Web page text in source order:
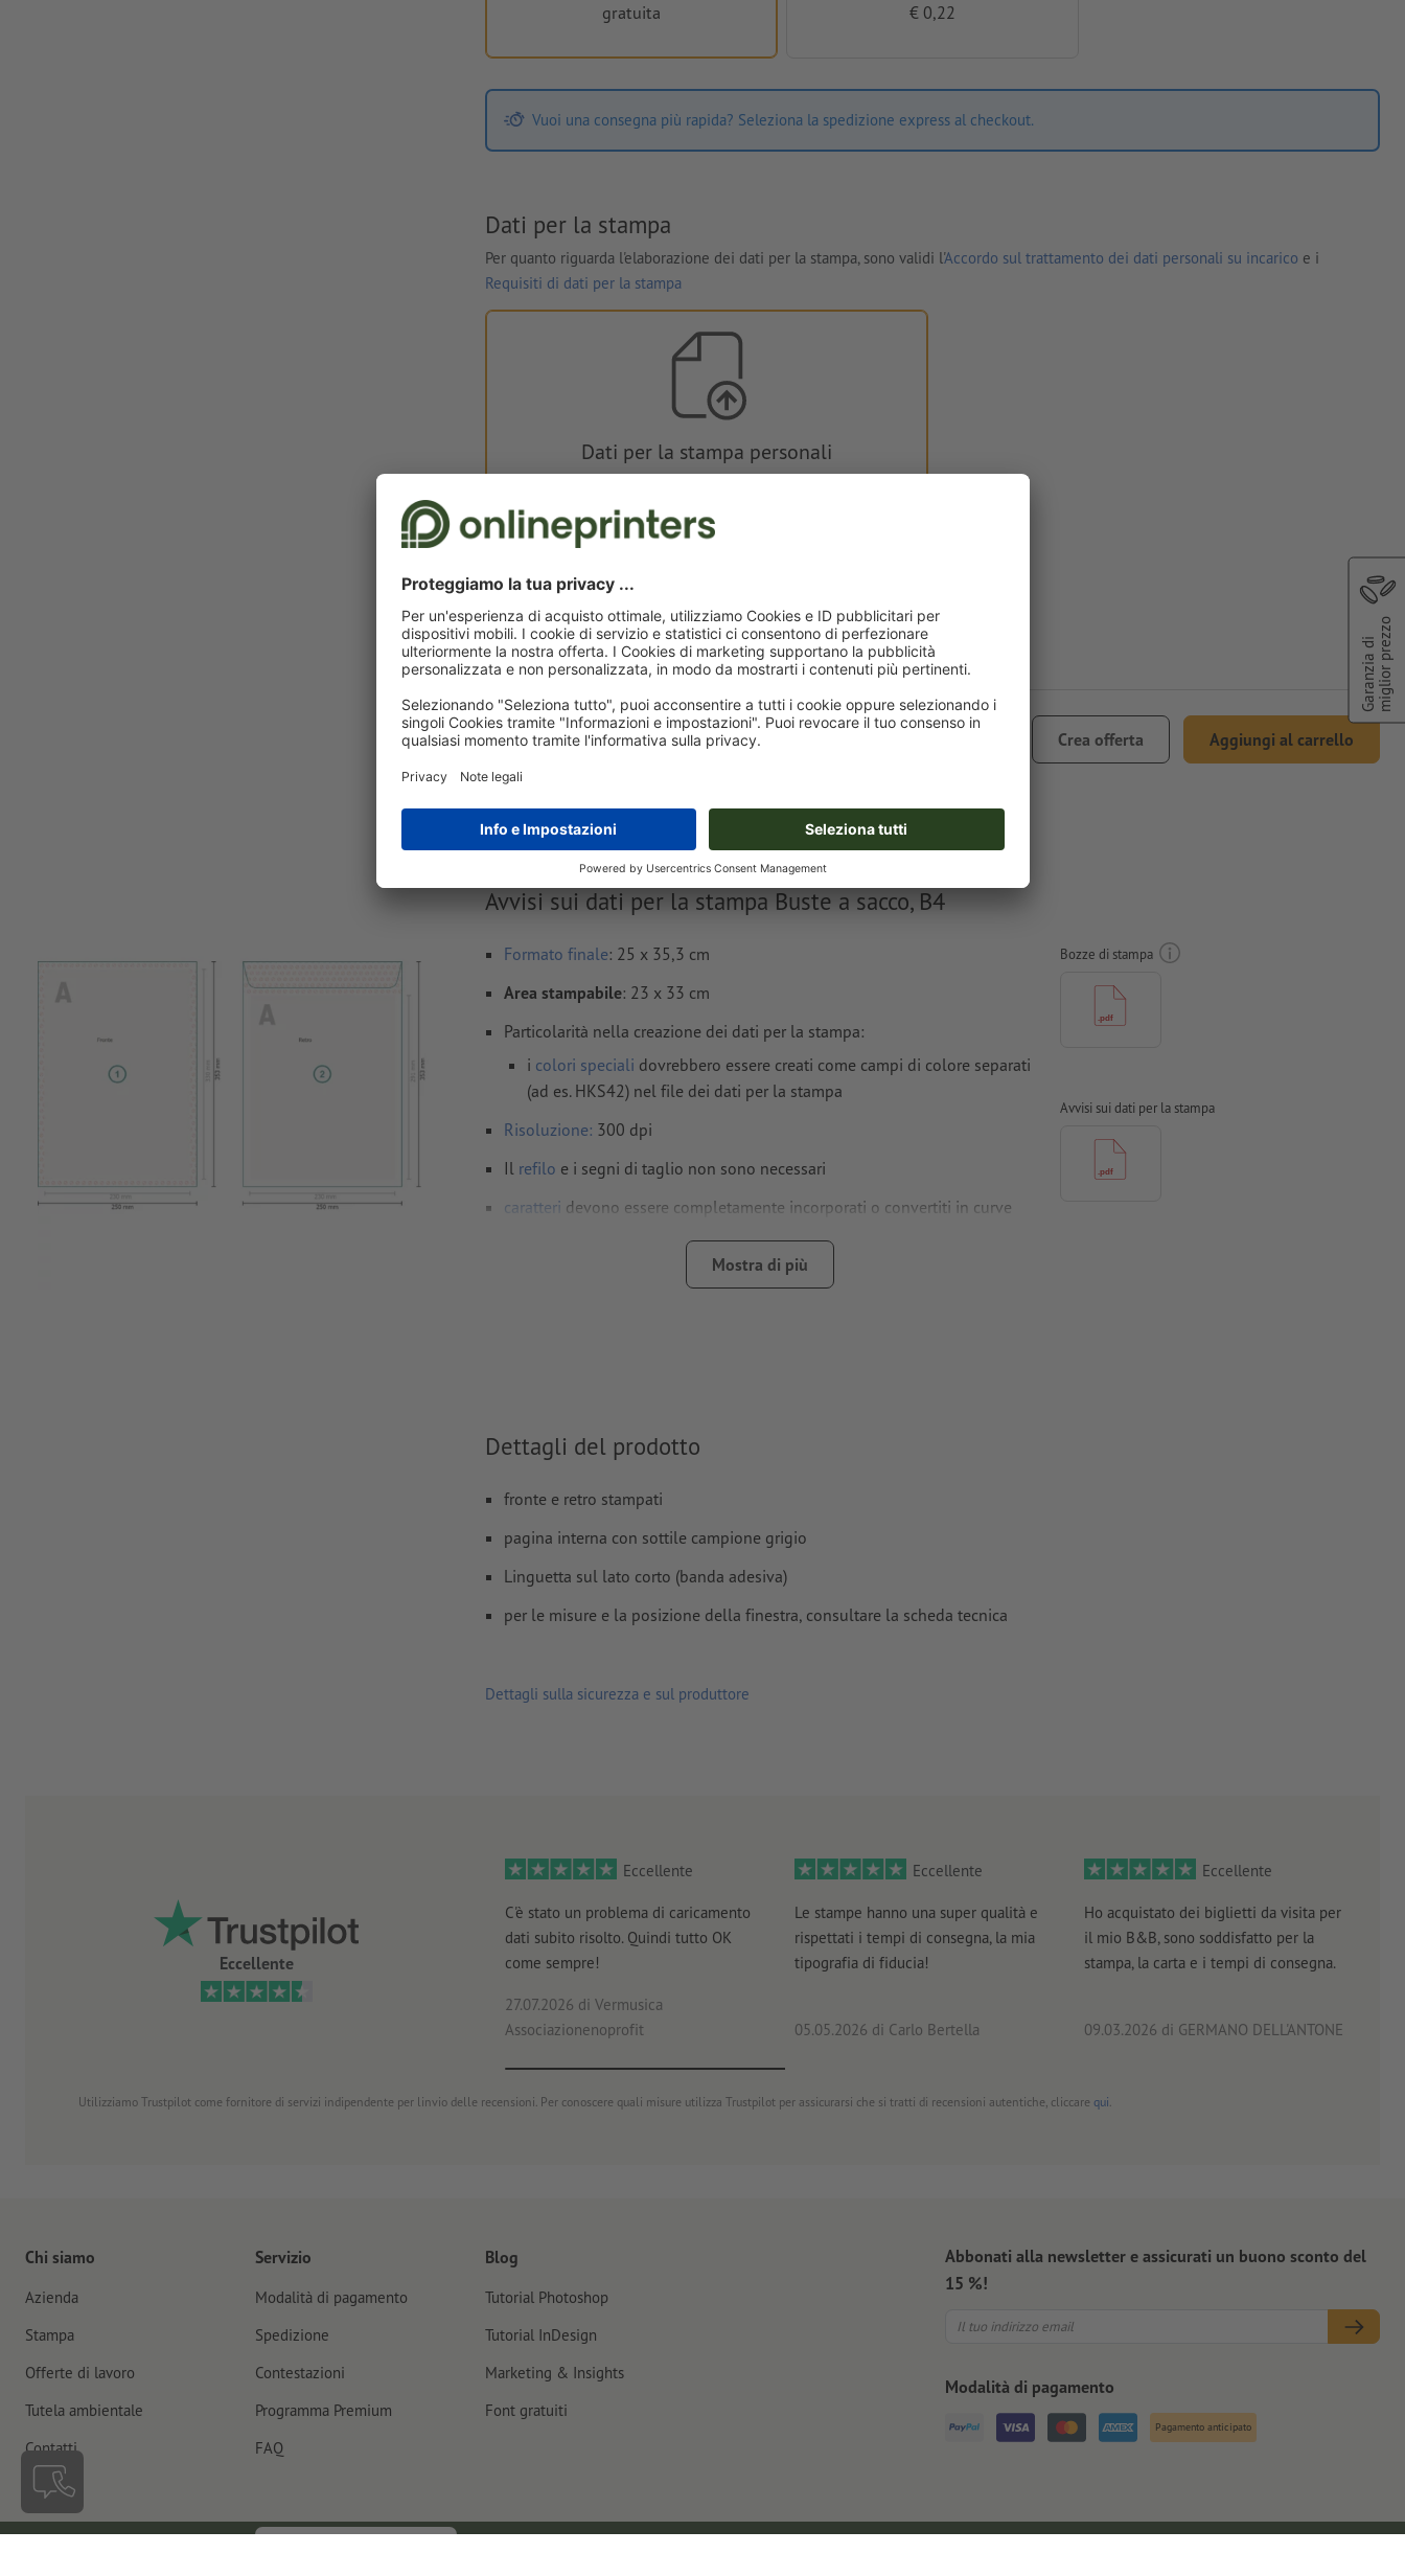
gratuita
€ 0,22
Vuoi una consegna più rapida? Seleziona la spedizione express al checkout.
Dati per la stampa
Per quanto riguarda l'elaborazione dei dati per la stampa, sono validi l'Accordo sul trattamento dei dati personali su incarico e i
Requisiti di dati per la stampa
Dati per la stampa personali
È possibile caricare i dati per la stampa prima o dopo
l'acquisto.
Carica adesso
€ 304,16 € 371,08 Crea offerta Aggiungi al carrello
Consegna all' incirca:
mar 18 ago - mer 19 ago
Peso: ca.
Avvisi sui dati per la stampa Buste a sacco, B4
Formato finale: 25 x 35,3 cm
Area stampabile: 23 x 33 cm
Particolarità nella creazione dei dati per la stampa:
i colori speciali dovrebbero essere creati come campi di colore separati
(ad es. HKS42) nel file dei dati per la stampa
Risoluzione: 300 dpi
Il refilo e i segni di taglio non sono necessari
caratteri devono essere completamente incorporati o convertiti in curve
CMYK, FOGRA52 (PSO Uncoated v3 FOGRA52) per carte
Nota: utilizza il nostro modello di stampa per posizionare correttamente il
tuo motivo.
Come si creano correttamente i dati di stampa?
Mostra di più
Bozze di stampa
Avvisi sui dati per la stampa
Dettagli del prodotto
fronte e retro stampati
pagina interna con sottile campione grigio
Linguetta sul lato corto (banda adesiva)
per le misure e la posizione della finestra, consultare la scheda tecnica
Dettagli sulla sicurezza e sul produttore
Eccellente
Eccellente
C'è stato un problema di caricamento
dati subito risolto. Quindi tutto OK
come sempre!
27.07.2026 di Vermusica
Associazionenoprofit
Eccellente
Le stampe hanno una super qualità e
rispettati i tempi di consegna, la mia
tipografia di fiducia!
05.05.2026 di Carlo Bertella
Eccellente
Ho acquistato dei biglietti da visita per
il mio B&B, sono soddisfatto per la
stampa, la carta e i tempi di consegna.
09.03.2026 di GERMANO DELL'ANTONE
Utilizziamo Trustpilot come fornitore di servizi indipendente per linvio delle recensioni. Per conoscere quali misure utilizza Trustpilot per assicurarsi che si tratti di recensioni autentiche, cliccare qui
Garanzia dimiglior prezzo
Chi siamo
Azienda
Stampa
Offerte di lavoro
Tutela ambientale
Contatti
Servizio
Modalità di pagamento
Spedizione
Contestazioni
Programma Premium
FAQ
Blog
Tutorial Photoshop
Tutorial InDesign
Marketing & Insights
Font gratuiti
Abbonati alla newsletter e assicurati un buono sconto del
15 %!
Modalità di pagamento
Pagamento anticipato